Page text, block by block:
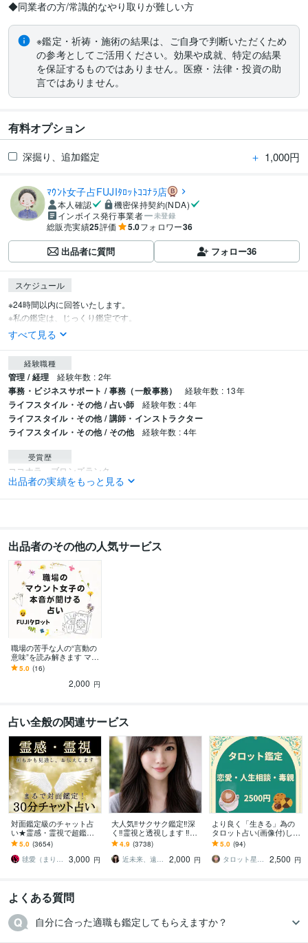
◆同業者の方/常識的なやり取りが難しい方
※鑑定・祈祷・施術の結果は、ご自身で判断いただくため
の参考としてご活用ください。効果や成就、特定の結果
を保証するものではありません。医療・法律・投資の助
言ではありません。
有料オプション
深掘り、追加鑑定 ＋ 1,000円
ﾏｳﾝﾄ女子占FUJIﾀﾛｯﾄｺｺﾅﾗ店
本人確認
機密保持契約(NDA)
インボイス発行事業者
未登録
総販売実績25評価 5.0フォロワー36
出品者に質問 フォロー36
スケジュール
※24時間以内に回答いたします。
※私の鑑定は、じっくり鑑定です。
すべて見る
経験職種
管理 / 経理 経験年数 : 2年
事務・ビジネスサポート / 事務（一般事務） 経験年数 : 13年
ライフスタイル・その他 / 占い師 経験年数 : 4年
ライフスタイル・その他 / 講師・インストラクター
ライフスタイル・その他 / その他
経験年数 : 4年
受賞歴
ココナラ　ブロンズランク
日商簿記検定3級 取得年 : 2006年
得意分野
占い インスピレーションタロット
悩み相談・カウンセリング
出品者の実績をもっと見る
出品者のその他の人気サービス
職場の苦手な人の“言動の
意味”を読み解きます マウ
ント傾向・具体的な対応/
対策まで分かるタロット
5.0 (16)
2,000 円
占い全般の関連サービス
対面鑑定級のチャット占
い★霊感・霊視で超鑑定
します 占いし放題の30
分！どんなことでも全て
を見通す霊感霊視で解決
5.0 (3654)
毬愛（まりあ）
3,000 円
大人気‼️サクサク鑑定‼️深
く‼️霊視と透視します ‼️恋
愛、複雑な恋愛、仕事、
人間関係、人生相談/深層
霊視
4.9 (3738)
近未来、遠未来を霊透視！！占い師 紗理奈
2,000 円
より良く「生きる」為の
タロット占い(画像付)しま
す カードの世界観を味わ
って頂き、ご相談内容と
紐づけ解決します
5.0 (94)
タロット星読み占い師 青い空
2,500 円
よくある質問